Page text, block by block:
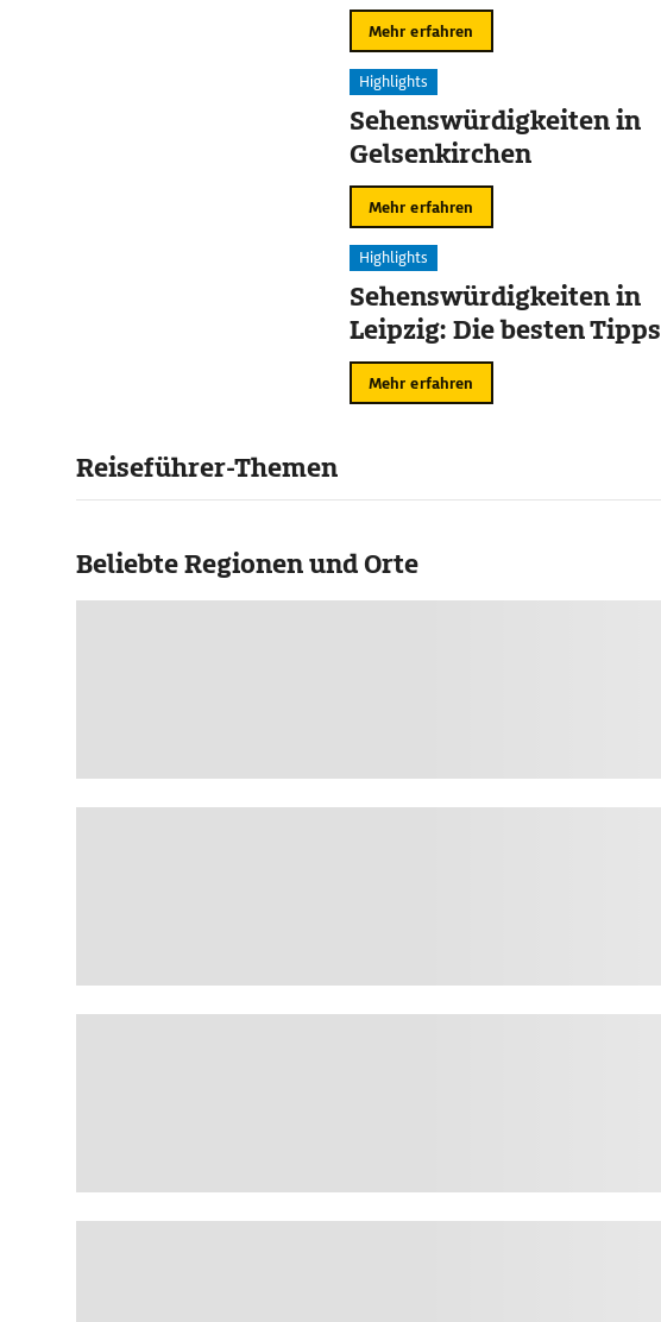
Mehr erfahren
Highlights
Sehenswürdigkeiten in
Gelsenkirchen
Mehr erfahren
Highlights
Sehenswürdigkeiten in
Leipzig: Die besten Tipps
Mehr erfahren
Reiseführer-Themen
Beliebte Regionen und Orte